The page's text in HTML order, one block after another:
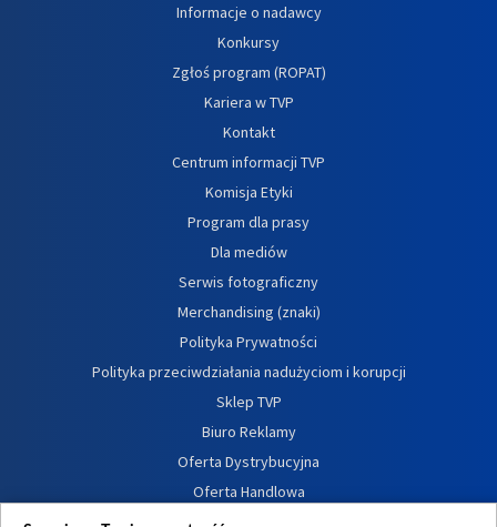
Informacje o nadawcy
Konkursy
Zgłoś program (ROPAT)
Kariera w TVP
Kontakt
Centrum informacji TVP
Komisja Etyki
Program dla prasy
Dla mediów
Serwis fotograficzny
Merchandising (znaki)
Polityka Prywatności
Polityka przeciwdziałania nadużyciom i korupcji
Sklep TVP
Biuro Reklamy
Oferta Dystrybucyjna
Oferta Handlowa
Dostępność